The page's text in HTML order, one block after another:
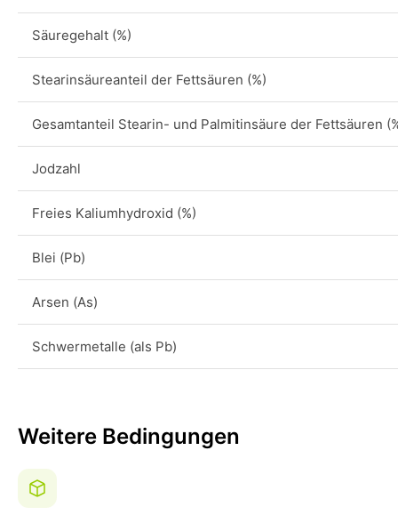
Säuregehalt (%)
Stearinsäureanteil der Fettsäuren (%)
Gesamtanteil Stearin- und Palmitinsäure der Fettsäuren
Jodzahl
Freies Kaliumhydroxid (%)
Blei (Pb)
Arsen (As)
Schwermetalle (als Pb)
Weitere Bedingungen